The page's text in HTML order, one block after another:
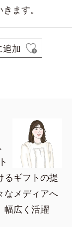
ます。
追加
るギフトの提
なメディアへ
幅広く活躍